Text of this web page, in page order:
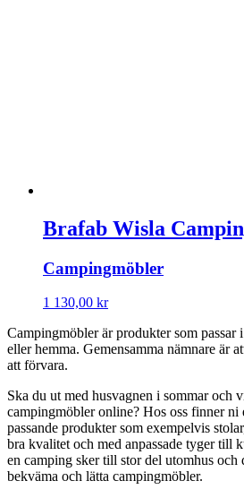
Brafab Wisla
Campingmöbler
1 130,00 kr
Campingmöbler är produkter som passar
eller hemma. Gemensamma nämnare är
att förvara.
Ska du ut med husvagnen i sommar och
campingmöbler online? Hos oss finner ni
passande produkter som exempelvis
bra kvalitet och med anpassade tyger till
en camping sker till stor del utomhus och
bekväma och lätta campingmöbler.